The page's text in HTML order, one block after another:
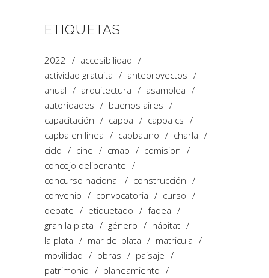
ETIQUETAS
2022
accesibilidad
actividad gratuita
anteproyectos
anual
arquitectura
asamblea
autoridades
buenos aires
capacitación
capba
capba cs
capba en linea
capbauno
charla
ciclo
cine cmao
comision
concejo deliberante
concurso nacional
construcción
convenio
convocatoria
curso
debate
etiquetado
fadea
gran la plata
género
hábitat
la plata
mar del plata
matricula
movilidad
obras
paisaje
patrimonio
planeamiento